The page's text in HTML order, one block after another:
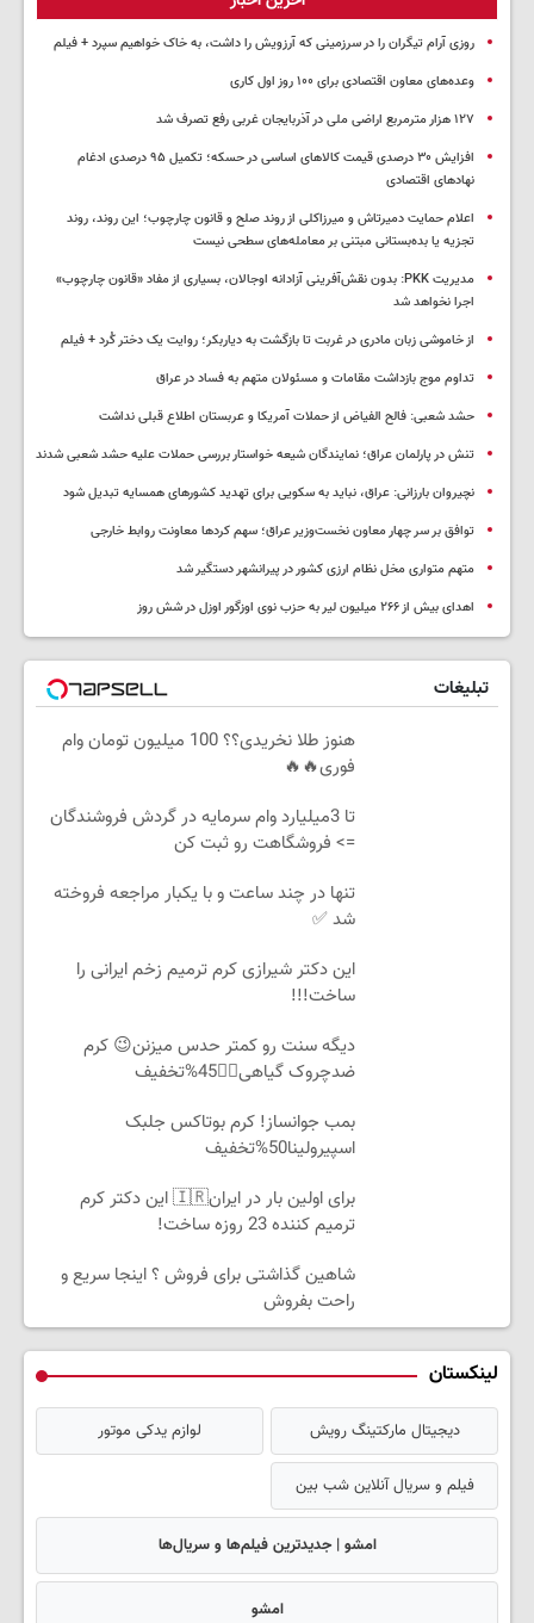
روزی آرام تیگران را در سرزمینی که آرزویش را داشت، به خاک خواهیم سپرد + فیلم
وعده‌های معاون اقتصادی برای ۱۰۰ روز اول کاری
۱۲۷ هزار مترمربع اراضی ملی در آذربایجان غربی رفع تصرف شد
افزایش ۳۰ درصدی قیمت کالاهای اساسی در حسکه؛ تکمیل ۹۵ درصدی ادغام
نهادهای اقتصادی
اعلام حمایت دمیرتاش و میرزاکلی از روند صلح و قانون چارچوب؛ این روند، روند
تجزیه یا بده‌بستانی مبتنی بر معامله‌های سطحی نیست
مدیریت PKK: بدون نقش‌آفرینی آزادانه اوجالان، بسیاری از مفاد «قانون چارچوب»
اجرا نخواهد شد
از خاموشی زبان مادری در غربت تا بازگشت به دیاربکر؛ روایت یک دختر کُرد + فیلم
تداوم موج بازداشت مقامات و مسئولان متهم به فساد در عراق
حشد شعبی: فالح الفیاض از حملات آمریکا و عربستان اطلاع قبلی نداشت
تنش در پارلمان عراق؛ نمایندگان شیعه خواستار بررسی حملات علیه حشد شعبی شدند
نچیروان بارزانی: عراق، نباید به سکویی برای تهدید کشورهای همسایه تبدیل شود
توافق بر سر چهار معاون نخست‌وزیر عراق؛ سهم کردها معاونت روابط خارجی
متهم متواری مخل نظام ارزی کشور در پیرانشهر دستگیر شد
اهدای بیش از ۲۶۶ میلیون لیر به حزب نوی اوزگور اوزل در شش روز
تبلیغات
هنوز طلا نخریدی؟؟ 100 میلیون تومان وام
فوری🔥🔥
تا 3میلیارد وام سرمایه در گردش فروشندگان
=> فروشگاهت رو ثبت کن
تنها در چند ساعت و با یکبار مراجعه فروخته
شد ✅
این دکتر شیرازی کرم ترمیم زخم ایرانی را
ساخت!!!
دیگه سنت رو کمتر حدس میزنن😉 کرم
ضدچروک گیاهی👈🏻45%تخفیف
بمب جوانساز! کرم بوتاکس جلبک
اسپیرولینا50%تخفیف
برای اولین بار در ایران🇮🇷 این دکتر کرم
ترمیم کننده 23 روزه ساخت!
شاهین گذاشتی برای فروش ؟ اینجا سریع و
راحت بفروش
لینکستان
دیجیتال مارکتینگ رویش لوازم یدکی موتور
فیلم و سریال آنلاین شب بین
امشو | جدیدترین فیلم‌ها و سریال‌ها
امشو